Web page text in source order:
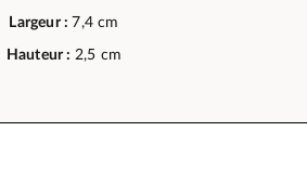
Largeur : 7,4 cm
Hauteur : 2,5 cm